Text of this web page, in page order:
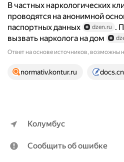
В частных наркологических
проводятся на анонимной
паспортных данных
dzen.ru .
вызвать нарколога на дом
Ответ на основе источников, возможны
23 источника
normativ.kontur.ru
Колумбус
Сообщить об ошибке